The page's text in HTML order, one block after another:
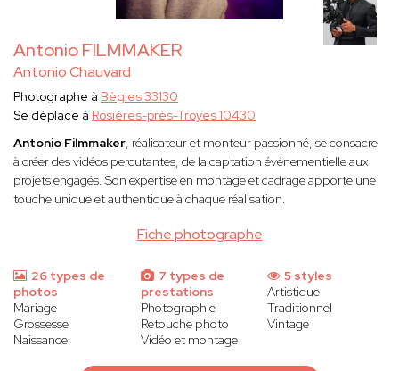
Antonio FILMMAKER
Antonio Chauvard
Fiche photographe
Photographe à Bègles 33130
Se déplace à Rosières-près-Troyes 10430
Antonio Filmmaker, réalisateur et monteur passionné, se consacre
à créer des vidéos percutantes, de la captation événementielle aux
projets engagés. Son expertise en montage et cadrage apporte une
touche unique et authentique à chaque réalisation.
26 types de
photos
Mariage
Grossesse
Naissance
7 types de
prestations
Photographie
Retouche photo
Vidéo et montage
5 styles
Artistique
Traditionnel
Vintage